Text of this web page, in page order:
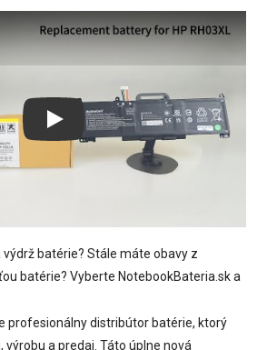
batérie? Stále máte obavy z
batérie? Vyberte NotebookBateria.sk a
profesionálny distribútor batérie, ktorý
výrobu a predaj. Táto úplne nová